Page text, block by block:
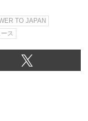
TO JAPAN
ス